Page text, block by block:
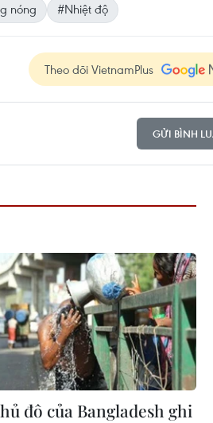
nóng #Nhiệt độ
Theo dõi VietnamPlus
GỬI BÌNH
đô của Bangladesh ghi